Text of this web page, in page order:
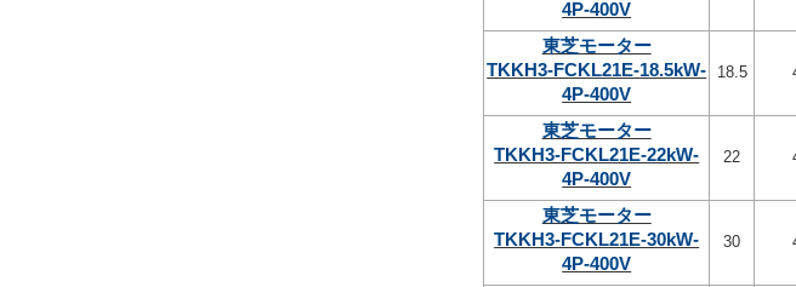
4P-400V
東芝モーター
TKKH3-FCKL21E-18.5kW-
4P-400V
18.5
東芝モーター
TKKH3-FCKL21E-22kW-
4P-400V
22
東芝モーター
TKKH3-FCKL21E-30kW-
4P-400V
30